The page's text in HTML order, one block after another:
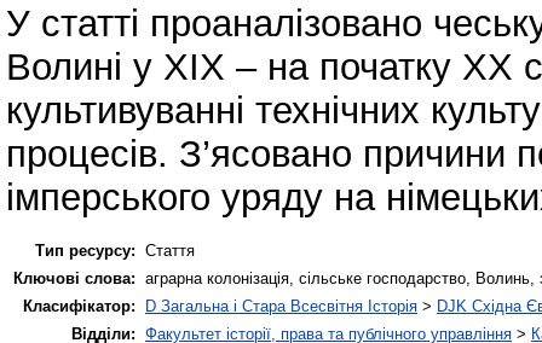
У статті проаналізовано
Волині у ХІХ – на початку ХХ
культивуванні технічних
процесів. З’ясовано причини
імперського уряду на
Тип ресурсу: Стаття
Ключові слова: аграрна колонізація, сільське господарство,
Класифікатор:
D Загальна і Стара Всесвітня Історія > DJK Східна
Відділи: Факультет історії, права та публічного управління >